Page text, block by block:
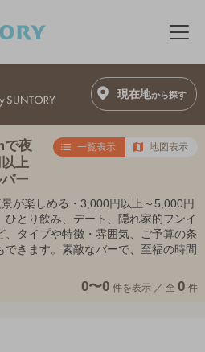
メ
現在地から探す
で夜
上
ー
一覧表示 地図表示
が楽しめる・3,000円以上～5,000円
とり飲み、デート、隠れ家的フンイ
、タイプや特徴・雰囲気、ご予算の条
きます。素敵なバーで、至福の時間
0〜0 件を表示 ／ 全 0 件